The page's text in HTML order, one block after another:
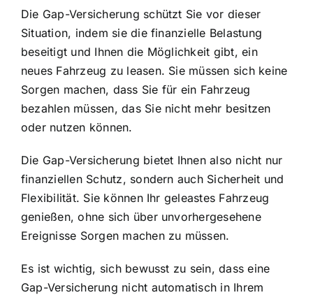
Die Gap-Versicherung schützt Sie vor dieser
Situation, indem sie die finanzielle Belastung
beseitigt und Ihnen die Möglichkeit gibt, ein
neues Fahrzeug zu leasen. Sie müssen sich keine
Sorgen machen, dass Sie für ein Fahrzeug
bezahlen müssen, das Sie nicht mehr besitzen
oder nutzen können.
Die Gap-Versicherung bietet Ihnen also nicht nur
finanziellen Schutz, sondern auch Sicherheit und
Flexibilität. Sie können Ihr geleastes Fahrzeug
genießen, ohne sich über unvorhergesehene
Ereignisse Sorgen machen zu müssen.
Es ist wichtig, sich bewusst zu sein, dass eine
Gap-Versicherung nicht automatisch in Ihrem